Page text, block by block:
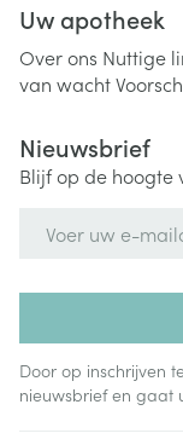
Uw apotheek
Over ons Nuttige
van wacht
Nieuwsbrief
Blijf op de hoogte
Door op inschrijven
nieuwsbrief en gaat